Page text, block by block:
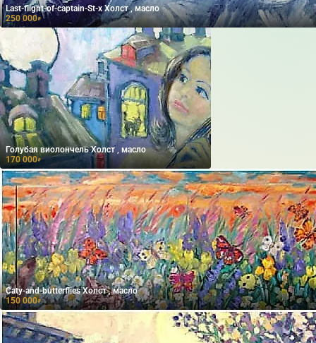
Last-flight-of-captain-St-x Холст , масло
250 000₽
Голубая виолончель Холст , масло
170 000₽
Caty-and-butterflies Холст , масло
150 000₽